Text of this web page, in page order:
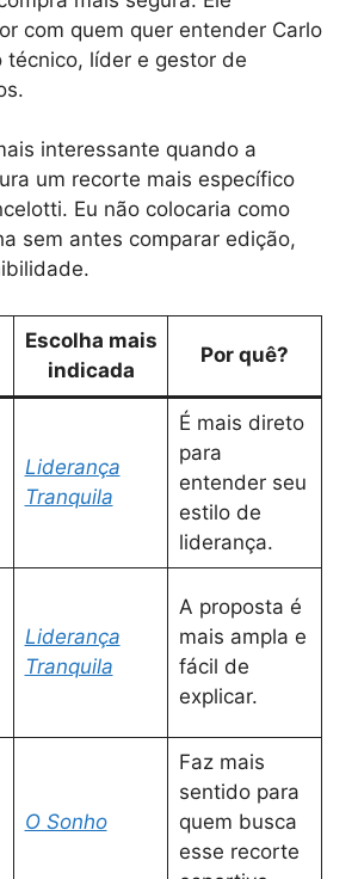
com quem quer entender Carlo
técnico, líder e gestor de
interessante quando a
um recorte mais específico
Eu não colocaria como
sem antes comparar edição,
Escolha mais
indicada
Por quê?
Liderança
Tranquila
É mais direto
para
entender seu
estilo de
liderança.
Liderança
Tranquila
A proposta é
mais ampla e
fácil de
explicar.
O Sonho
Faz mais
sentido para
quem busca
esse recorte